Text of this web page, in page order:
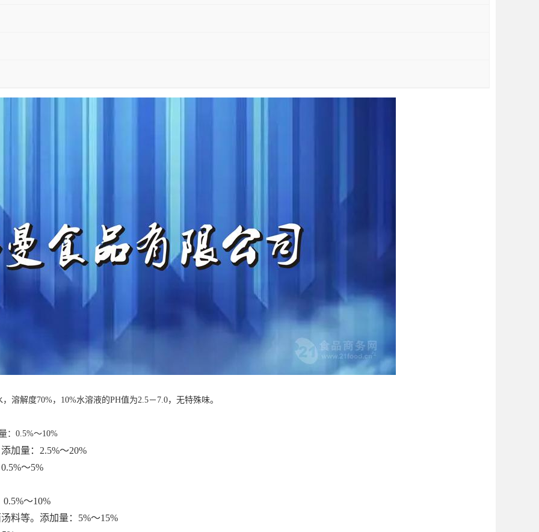
，溶解度70%， 10%水溶液的PH值为2.5－ 7.0，无特殊味。
： 0.5%～10%
加量： 2.5%～20%
0.5%～5%
0.5%～10%
料等。添加量： 5%～15%